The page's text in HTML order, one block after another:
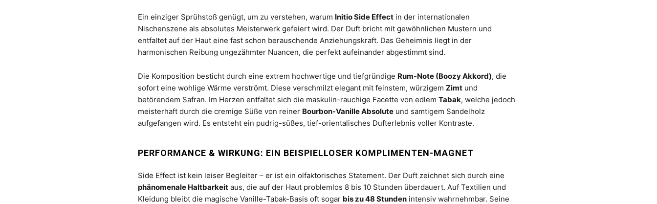
Ein einziger Sprühstoß genügt, um zu verstehen, warum Initio Side Effect in der internationalen
Nischenszene als absolutes Meisterwerk gefeiert wird. Der Duft bricht mit gewöhnlichen Mustern und
entfaltet auf der Haut eine fast schon berauschende Anziehungskraft. Das Geheimnis liegt in der
harmonischen Reibung ungezähmter Nuancen, die perfekt aufeinander abgestimmt sind.
Die Komposition besticht durch eine extrem hochwertige und tiefgründige Rum-Note (Boozy Akkord), die
sofort eine wohlige Wärme verströmt. Diese verschmilzt elegant mit feinstem, würzigem Zimt und
betörendem Safran. Im Herzen entfaltet sich die maskulin-rauchige Facette von edlem Tabak, welche jedoch
meisterhaft durch die cremige Süße von reiner Bourbon-Vanille Absolute und samtigem Sandelholz
aufgefangen wird. Es entsteht ein pudrig-süßes, tief-orientalisches Dufterlebnis voller Kontraste.
PERFORMANCE & WIRKUNG: EIN BEISPIELLOSER KOMPLIMENTEN-MAGNET
Side Effect ist kein leiser Begleiter – er ist ein olfaktorisches Statement. Der Duft zeichnet sich durch eine
phänomenale Haltbarkeit aus, die auf der Haut problemlos 8 bis 10 Stunden überdauert. Auf Textilien und
Kleidung bleibt die magische Vanille-Tabak-Basis oft sogar bis zu 48 Stunden intensiv wahrnehmbar. Seine